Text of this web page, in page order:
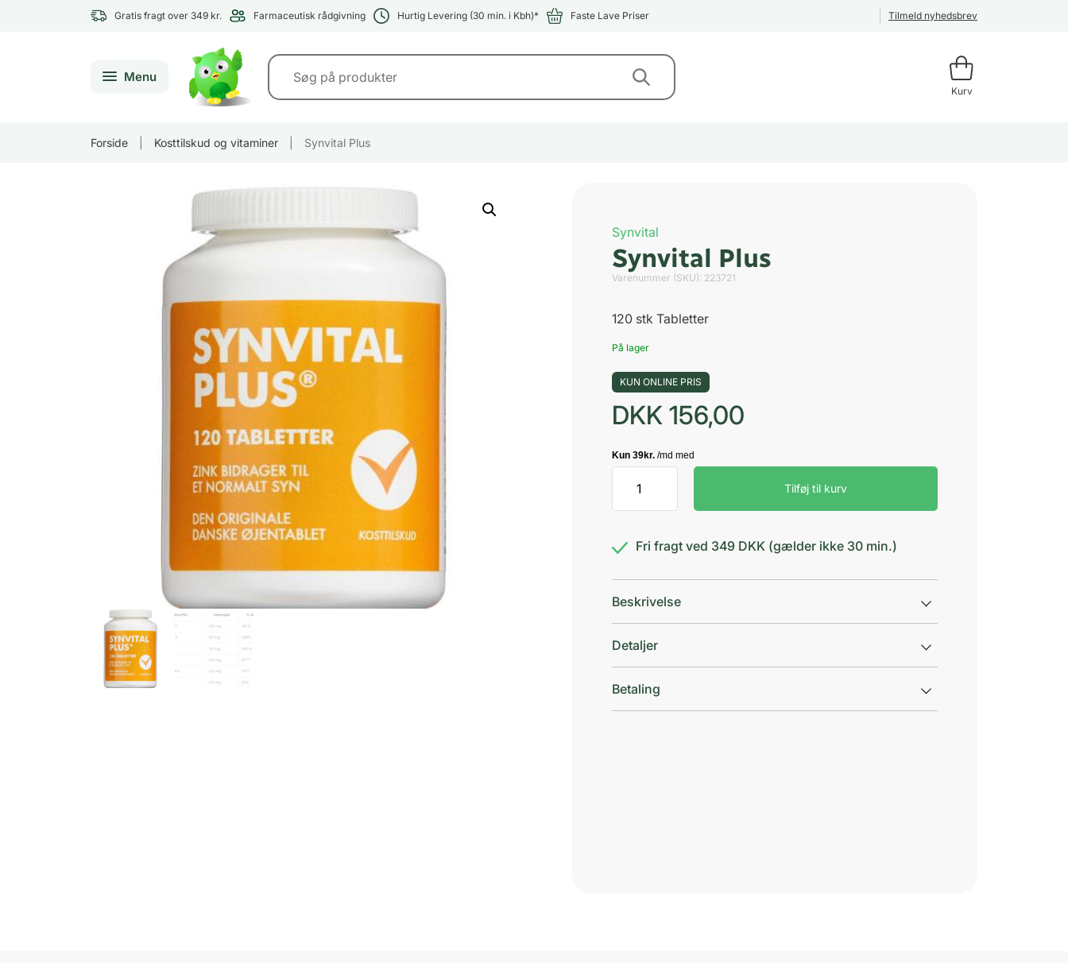
Gratis fragt over 349 kr. Farmaceutisk rådgivning Hurtig Levering (30 min. i Kbh)* Faste Lave Priser Tilmeld nyhedsbrev
Menu
Kurv
Forside Kosttilskud og vitaminer Synvital Plus
Synvital
Synvital Plus
Varenummer (SKU): 223721
120 stk Tabletter
På lager
KUN ONLINE PRIS
DKK 156,00
antal
Tilføj til kurv
Fri fragt ved 349 DKK (gælder ikke 30 min.)
Beskrivelse
Detaljer
Betaling